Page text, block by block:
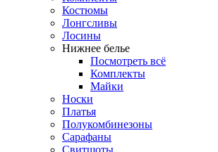
Костюмы
Лонгсливы
Лосины
Нижнее белье
Посмотреть всё
Комплекты
Майки
Носки
Платья
Полукомбинезоны
Сарафаны
Свитшоты